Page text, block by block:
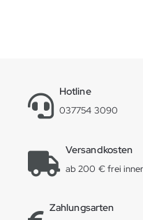
Hotline
037754 3090
Versandkosten
ab 200 € frei
Zahlungsarten